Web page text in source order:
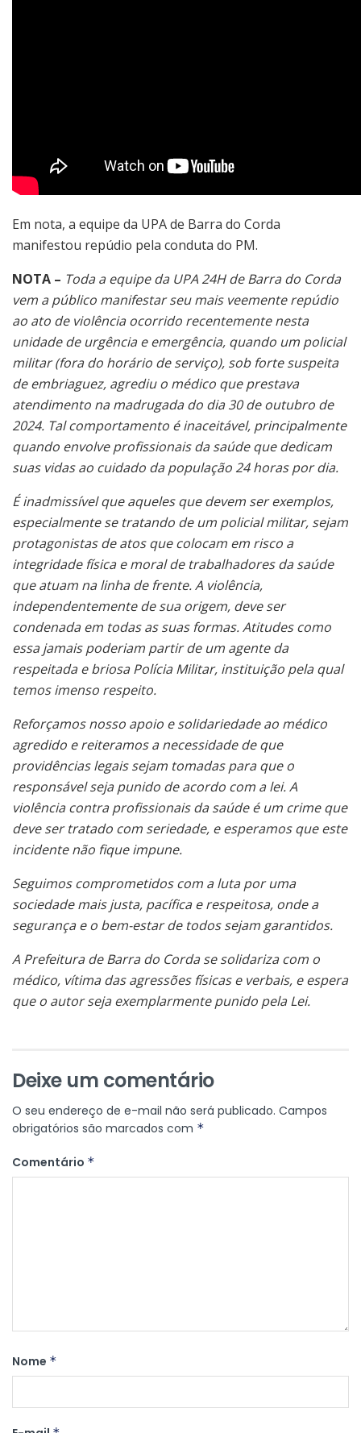
Em nota, a equipe da UPA de Barra do Corda
manifestou repúdio pela conduta do PM.
NOTA – Toda a equipe da UPA 24H de Barra do Corda
vem a público manifestar seu mais veemente repúdio
ao ato de violência ocorrido recentemente nesta
unidade de urgência e emergência, quando um policial
militar (fora do horário de serviço), sob forte suspeita
de embriaguez, agrediu o médico que prestava
atendimento na madrugada do dia 30 de outubro de
2024. Tal comportamento é inaceitável, principalmente
quando envolve profissionais da saúde que dedicam
suas vidas ao cuidado da população 24 horas por dia.
É inadmissível que aqueles que devem ser exemplos,
especialmente se tratando de um policial militar, sejam
protagonistas de atos que colocam em risco a
integridade física e moral de trabalhadores da saúde
que atuam na linha de frente. A violência,
independentemente de sua origem, deve ser
condenada em todas as suas formas. Atitudes como
essa jamais poderiam partir de um agente da
respeitada e briosa Polícia Militar, instituição pela qual
temos imenso respeito.
Reforçamos nosso apoio e solidariedade ao médico
agredido e reiteramos a necessidade de que
providências legais sejam tomadas para que o
responsável seja punido de acordo com a lei. A
violência contra profissionais da saúde é um crime que
deve ser tratado com seriedade, e esperamos que este
incidente não fique impune.
Seguimos comprometidos com a luta por uma
sociedade mais justa, pacífica e respeitosa, onde a
segurança e o bem-estar de todos sejam garantidos.
A Prefeitura de Barra do Corda se solidariza com o
médico, vítima das agressões físicas e verbais, e espera
que o autor seja exemplarmente punido pela Lei.
Deixe um comentário
O seu endereço de e-mail não será publicado. Campos
obrigatórios são marcados com *
Comentário *
Nome *